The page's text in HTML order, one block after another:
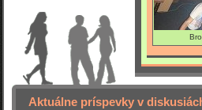
Aktuálne príspevky v